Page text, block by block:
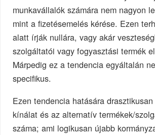
munkavállalók számára nem nagyon
mint a fizetésemelés kérése. Ezen
alatt írják nullára, vagy akár
szolgáltatói vagy fogyasztási termék
Márpedig ez a tendencia egyáltalán
specifikus.
Ezen tendencia hatására
kínálat és az alternatív termékek/
száma; ami logikusan újabb